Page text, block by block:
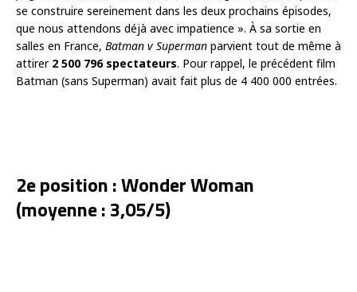
se construire sereinement dans les deux prochains épisodes,
que nous attendons déjà avec impatience ». À sa sortie en
salles en France, Batman v Superman parvient tout de même à
attirer 2 500 796 spectateurs. Pour rappel, le précédent film
Batman (sans Superman) avait fait plus de 4 400 000 entrées.
2e position : Wonder Woman
(moyenne : 3,05/5)